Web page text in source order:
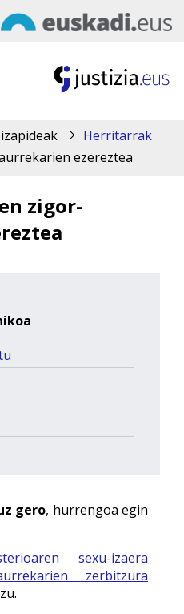
Herritarrak
ezereztea
zigor-
gero, hurrengoa egin
sexu-izaera
zerbitzura